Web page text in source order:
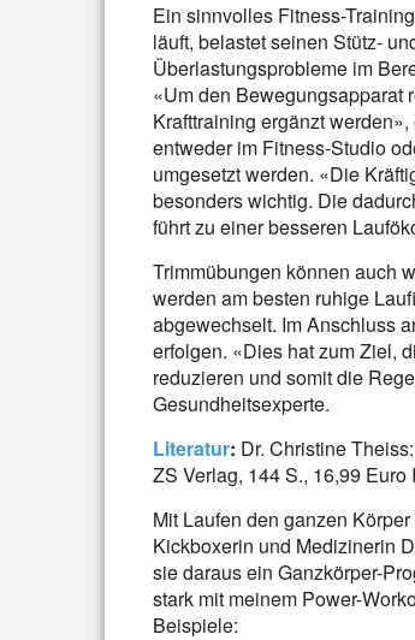
Ein sinnvolles Fitness-
läuft, belastet seinen Stütz-
Überlastungsprobleme im
«Um den Bewegungsapparat
Krafttraining ergänzt
entweder im Fitness-Studio
umgesetzt werden. «Die
besonders wichtig. Die
führt zu einer besseren
Trimmübungen können auch
werden am besten ruhige
abgewechselt. Im Anschluss
erfolgen. «Dies hat zum Ziel,
reduzieren und somit die
Gesundheitsexperte.
Literatur: Dr. Christine
ZS Verlag, 144 S., 16,99
Mit Laufen den ganzen
Kickboxerin und Medizinerin
sie daraus ein Ganzkörper-
stark mit meinem Power-
Beispiele: